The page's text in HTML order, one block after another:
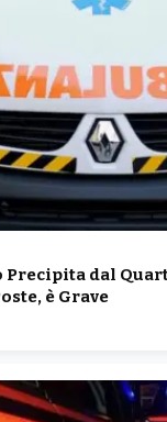
Precipita dal
è Grave